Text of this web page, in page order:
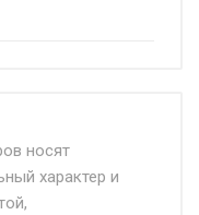
собственным и
носят
характер и